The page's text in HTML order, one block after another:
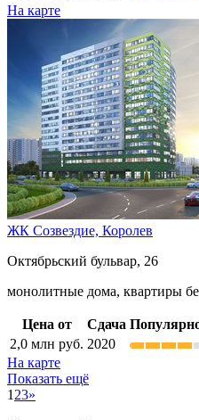
На карте
ЖК Созвездие, Королев
Октябрьский бульвар, 26
монолитные дома, квартиры
Цена от Сдача
2,0 млн руб. 2020
На карте
Показать ещё
1 23»